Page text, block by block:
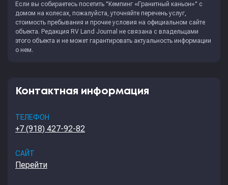
Если вы собираетесь посетить "Кемпинг «Гранитный каньон»" с
домом на колесах, пожалуйста, уточняйте перечень услуг,
стоимость пребывания и прочие условия на официальном сайте
объекта. Редакция RV Land Journal не связана с владельцами
этого объекта и не может гарантировать актуальность информации
о нем.
Контактная информация
ТЕЛЕФОН
+7 (918) 427-92-82
САЙТ
Перейти